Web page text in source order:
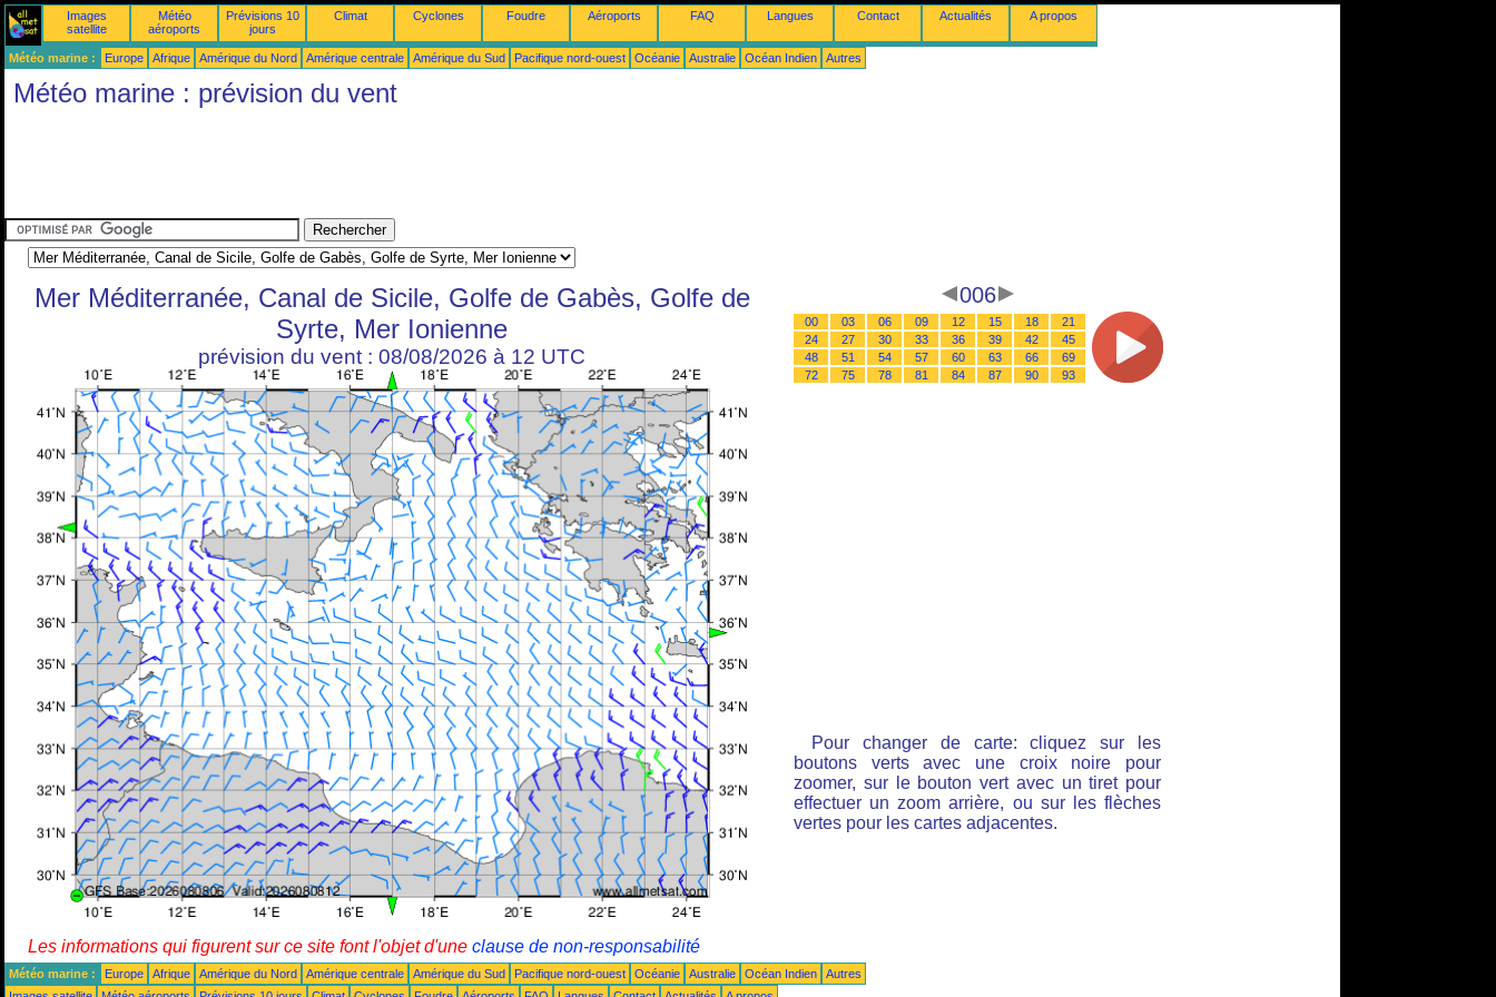
Images
satellite
Météo
aéroports
Prévisions 10
jours
Climat Cyclones Foudre Aéroports FAQ Langues Contact Actualités A propos
Météo marine : Europe Afrique Amérique du Nord Amérique centrale Amérique du Sud Pacifique nord-ouest Océanie Australie Océan Indien Autres
Météo marine : prévision du vent
Mer Méditerranée, Canal de Sicile, Golfe de Gabès, Golfe de
Syrte, Mer Ionienne
prévision du vent : 08/08/2026 à 12 UTC
006
00 03 06 09 12 15 18
21
24
27 30 33 36 39 42
45
48
51 54 57 60 63 66
69
72
75 78 81 84 87 90 93
Pour changer de carte: cliquez sur les
boutons verts avec une croix noire pour
zoomer, sur le bouton vert avec un tiret pour
effectuer un zoom arrière, ou sur les flèches
vertes pour les cartes adjacentes.
Les informations qui figurent sur ce site font l'objet d'une clause de non-responsabilité
Météo marine : Europe Afrique Amérique du Nord Amérique centrale Amérique du Sud Pacifique nord-ouest Océanie Australie Océan Indien
Autres